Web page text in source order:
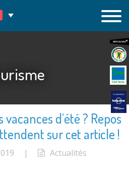
d’été ? Repos
sur cet article !
| Actualités